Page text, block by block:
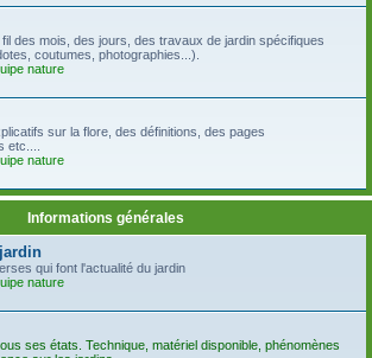
des mois, des jours, des travaux de jardin spécifiques
coutumes, photographies...).
nature
sur la flore, des définitions, des pages
etc....
nature
Informations générales
qui font l'actualité du jardin
nature
ses états. Technique, matériel disponible, phénomènes